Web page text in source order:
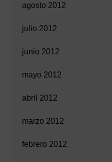
agosto 2012
julio 2012
junio 2012
mayo 2012
abril 2012
marzo 2012
febrero 2012